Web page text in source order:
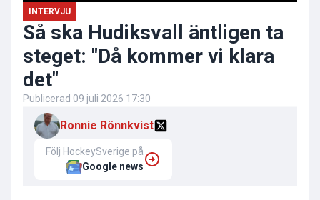
INTERVJU
Så ska Hudiksvall äntligen ta
steget: "Då kommer vi klara
det"
Publicerad 09 juli 2026 17:30
Ronnie Rönnkvist
Följ HockeySverige på
Google news